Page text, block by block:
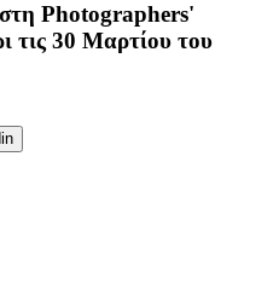
Photographers'
τις 30 Μαρτίου του